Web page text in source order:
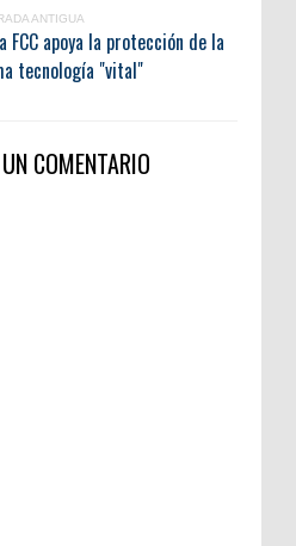
ANTIGUA
FCC apoya la protección de la
tecnología "vital"
COMENTARIO